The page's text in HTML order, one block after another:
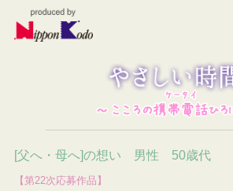
[父へ・母へ]の想い 男性 50歳代
【第22次応募作品】